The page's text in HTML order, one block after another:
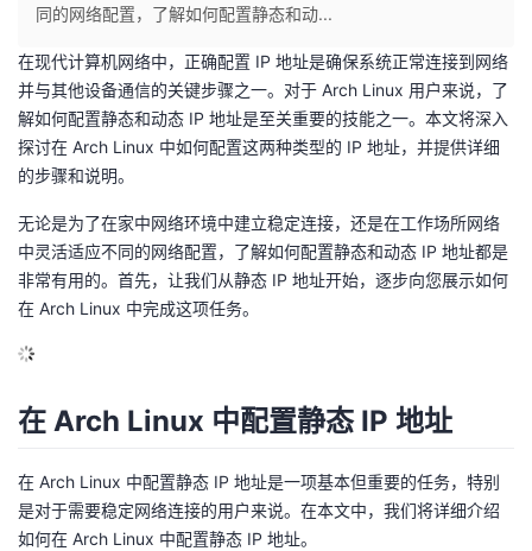
主
页
的
开
发
者
我
的
客
我
论
坛
的
圈
子
我
的
直
我
的
我
我
的
开
发
者
学
堂
我
的
课
我
的
我
我
的
Programs
我
的
支
持
的
术
我
云
同的网络配置，了解如何配置静态和动...
在现代计算机网络中，正确配置 IP 地址是确保系统正常连接到网络
并与其他设备通信的关键步骤之一。对于 Arch Linux 用户来说，了
解如何配置静态和动态 IP 地址是至关重要的技能之一。本文将深入
探讨在 Arch Linux 中如何配置这两种类型的 IP 地址，并提供详细
的步骤和说明。
无论是为了在家中网络环境中建立稳定连接，还是在工作场所网络
中灵活适应不同的网络配置，了解如何配置静态和动态 IP 地址都是
非常有用的。首先，让我们从静态 IP 地址开始，逐步向您展示如何
在 Arch Linux 中完成这项任务。
在 Arch Linux 中配置静态 IP 地址
在 Arch Linux 中配置静态 IP 地址是一项基本但重要的任务，特别
是对于需要稳定网络连接的用户来说。在本文中，我们将详细介绍
如何在 Arch Linux 中配置静态 IP 地址。